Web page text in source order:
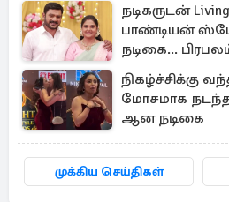
நடிகருடன்
பாண்டியன்
நடிகை...
நிகழ்ச்சிக்கு
மோசமாக
ஆன நடிகை
முக்கிய செய்திகள்